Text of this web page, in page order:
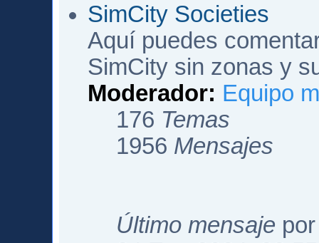
SimCity Societies
Aquí puedes
SimCity sin zonas y
Moderador: Equipo
176 Temas
1956 Mensajes
Último mensaje